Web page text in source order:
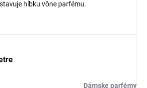
hĺbku vône parfému.
Dámske parfémy